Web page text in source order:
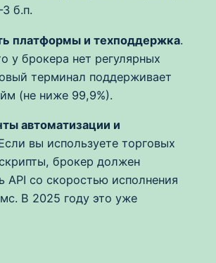
б.п.
платформы и техподдержка.
у брокера нет регулярных
терминал поддерживает
(не ниже 99,9%).
автоматизации и
вы используете торговых
брокер должен
API со скоростью исполнения
В 2025 году это уже